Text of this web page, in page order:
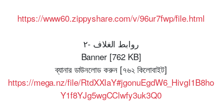
https://www60.zippyshare.com/v/96ur7fwp/file.html
روابط الغلاف -٢
Banner [762 KB]
ব্যানার ডাউনলোড করুন [৭৬২ কিলোবাইট]
https://mega.nz/file/RtdXXIaY#jgonuEgdW6_HivgI1B8ho
Y1f8YJg5wgCClwfy3uk3Q0